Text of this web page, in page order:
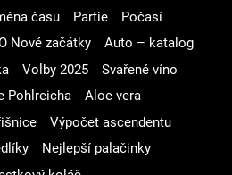
času Partie
Počasí
Nové začátky
Auto – katalog
Volby 2025
Svařené víno
Pohlreicha
Aloe vera
Výpočet ascendentu
Nejlepší palačinky